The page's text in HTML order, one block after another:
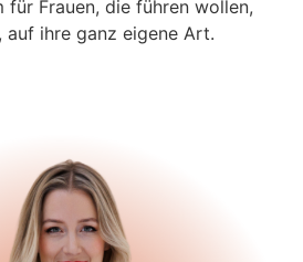
für Frauen, die führen wollen,
ihre ganz eigene Art.